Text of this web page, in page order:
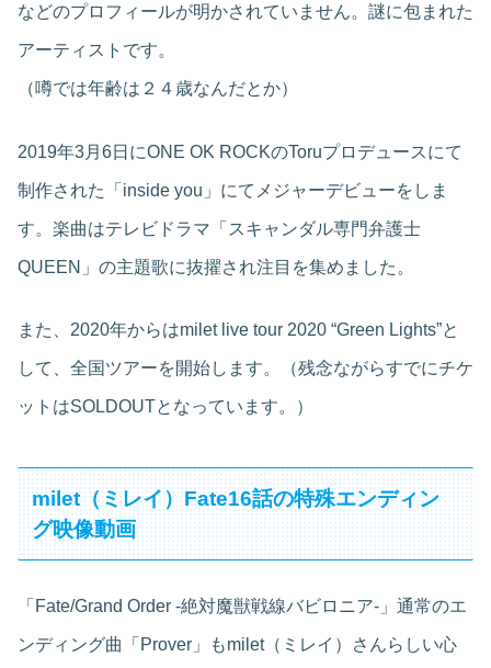
などのプロフィールが明かされていません。謎に包まれた
アーティストです。
（噂では年齢は２４歳なんだとか）
2019年3月6日にONE OK ROCKのToruプロデュースにて
制作された「inside you」にてメジャーデビューをしま
す。楽曲はテレビドラマ「スキャンダル専門弁護士
QUEEN」の主題歌に抜擢され注目を集めました。
また、2020年からはmilet live tour 2020 “Green Lights”と
して、全国ツアーを開始します。（残念ながらすでにチケ
ットはSOLDOUTとなっています。）
milet（ミレイ）Fate16話の特殊エンディン
グ映像動画
「Fate/Grand Order -絶対魔獣戦線バビロニア-」通常のエ
ンディング曲「Prover」もmilet（ミレイ）さんらしい心